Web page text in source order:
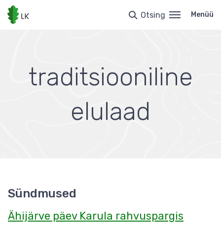
Liigu
edasi
põhisisu
Otsing Menüü
traditsiooniline
elulaad
Sündmused
Ähijärve päev Karula rahvuspargis